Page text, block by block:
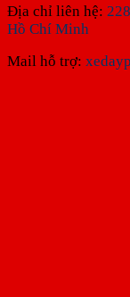
Địa chỉ liên hệ:
Hồ Chí Minh
Mail hỗ trợ: